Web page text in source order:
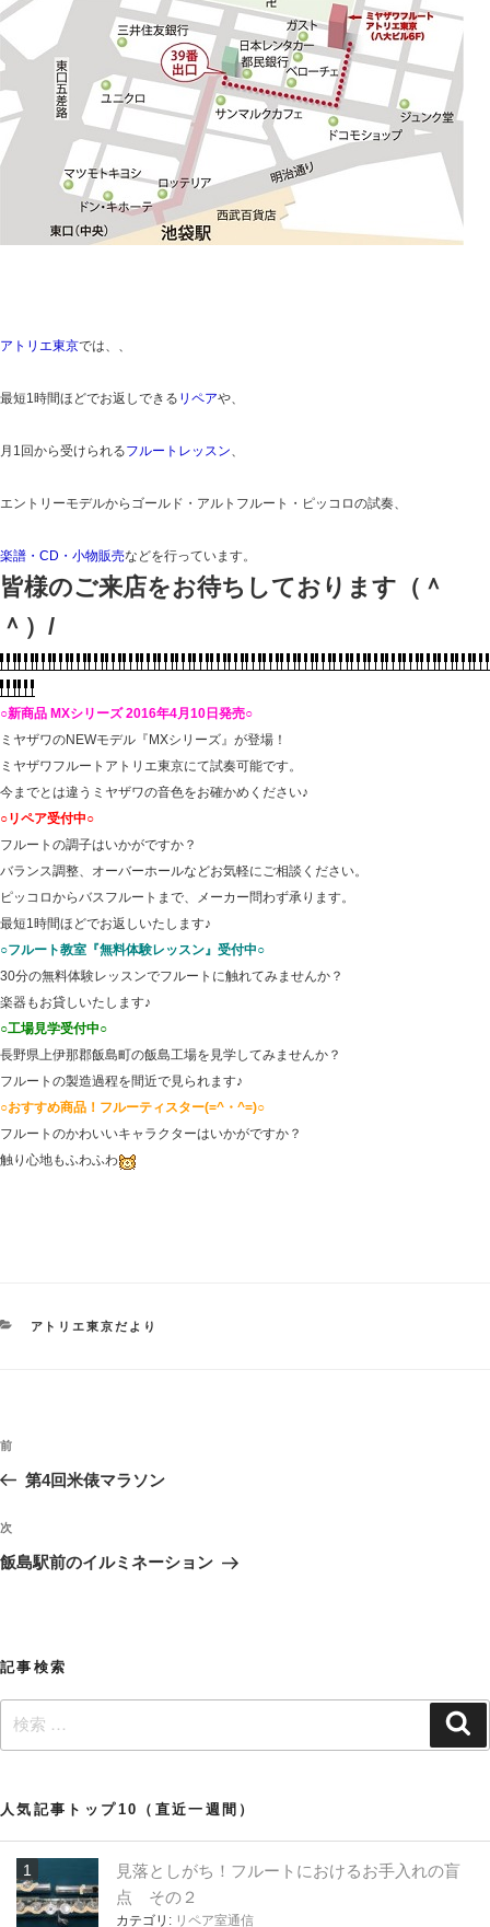
アトリエ東京では、、
最短1時間ほどでお返しできる リペアや、
月1回から受けられるフルートレッスン、
エントリーモデルからゴールド・アルトフルート・ピッコロの試奏、
楽譜・CD・小物販売などを行っています。
皆様のご来店をお待ちしております（＾
＾）/
○新商品 MXシリーズ 2016年4月10日発売○
ミヤザワのNEWモデル『MXシリーズ』が登場！
ミヤザワフルートアトリエ東京にて試奏可能です。
今までとは違うミヤザワの音色をお確かめください♪
○リペア受付中○
フルートの調子はいかがですか？
バランス調整、オーバーホールなどお気軽にご相談ください。
ピッコロからバスフルートまで、メーカー問わず承ります。
最短1時間ほどでお返しいたします♪
○フルート教室『無料体験レッスン』受付中○
30分の無料体験レッスンでフルートに触れてみませんか？
楽器もお貸しいたします♪
○工場見学受付中○
長野県上伊那郡飯島町の飯島工場を見学してみませんか？
フルートの製造過程を間近で見られます♪
○おすすめ商品！フルーティスター(=^・^=)○
フルートのかわいいキャラクターはいかがですか？
触り心地もふわふわ
カ
アトリエ東京だより
投
ビ
ゲ
ン
過
去
投
稿
前
第4回米俵マラソン
次
の
次
飯島駅前のイルミネーション
記事検索
索:
人気記事トップ10（直近一週間）
見落としがち！フルートにおけるお手入れの盲
点 その２
カテゴリ: リペア室通信